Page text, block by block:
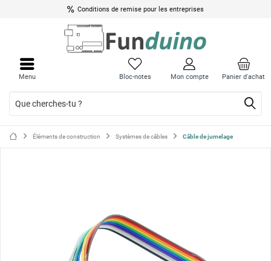
Conditions de remise pour les entreprises
Panier d'achat
Bloc-notes Mon compte
Menu
Éléments de construction Systèmes de câbles Câble de jumelage
le
menu
le
menu